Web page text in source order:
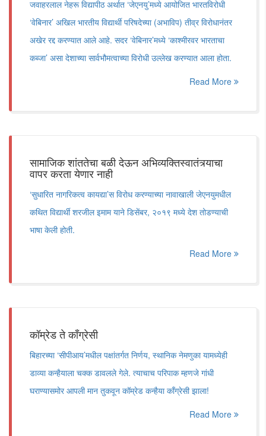
जवाहरलाल नेहरू विद्यापीठ अर्थात ‘जेएनयु’मध्ये आयोजित भारतविरोधी
‘वेबिनार’ अखिल भारतीय विद्यार्थी परिषदेच्या (अभाविप) तीव्र विरोधानंतर
अखेर रद्द करण्यात आले आहे. सदर ‘वेबिनार’मध्ये ‘काश्मीरवर भारताचा
कब्जा’ असा देशाच्या सार्वभौमत्वाच्या विरोधी उल्लेख करण्यात आला होता.
Read More
सामाजिक शांततेचा बळी देऊन अभिव्यक्तिस्वातंत्र्याचा
वापर करता येणार नाही
‘सुधारित नागरिकत्व कायद्या’स विरोध करण्याच्या नावाखाली जेएनयुमधील
कथित विद्यार्थी शरजील इमाम याने डिसेंबर, २०१९ मध्ये देश तोडण्याची
भाषा केली होती.
Read More
कॉम्रेड ते काँग्रेसी
बिहारच्या ‘सीपीआय’मधील पक्षांतर्गत निर्णय, स्थानिक नेमणुका यामध्येही
डाव्या कन्हैयाला चक्क डावलले गेले. त्याचाच परिपाक म्हणजे गांधी
घराण्यासमोर आपली मान तुकवून कॉम्रेड कन्हैया काँग्रेसी झाला!
Read More